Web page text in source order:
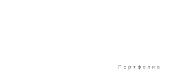
Портфолио